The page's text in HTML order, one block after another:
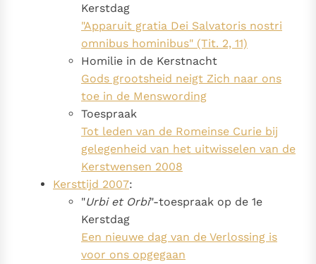
Kerstdag
"Apparuit gratia Dei Salvatoris nostri
omnibus hominibus" (Tit. 2, 11)
Homilie in de Kerstnacht
Gods grootsheid neigt Zich naar ons
toe in de Menswording
Toespraak
Tot leden van de Romeinse Curie bij
gelegenheid van het uitwisselen van de
Kerstwensen 2008
Kersttijd 2007:
"Urbi et Orbi"-toespraak op de 1e
Kerstdag
Een nieuwe dag van de Verlossing is
voor ons opgegaan